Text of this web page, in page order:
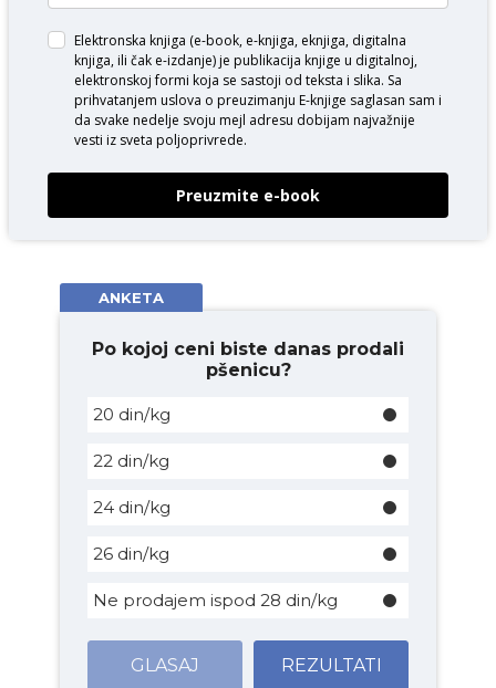
Elektronska knjiga (e-book, e-knjiga, eknjiga, digitalna
knjiga, ili čak e-izdanje) je publikacija knjige u digitalnoj,
elektronskoj formi koja se sastoji od teksta i slika. Sa
prihvatanjem uslova o preuzimanju E-knjige saglasan sam i
da svake nedelje svoju mejl adresu dobijam najvažnije
vesti iz sveta poljoprivrede.
Preuzmite e-book
ANKETA
Po kojoj ceni biste danas prodali
pšenicu?
20 din/kg
22 din/kg
24 din/kg
26 din/kg
Ne prodajem ispod 28 din/kg
GLASAJ REZULTATI